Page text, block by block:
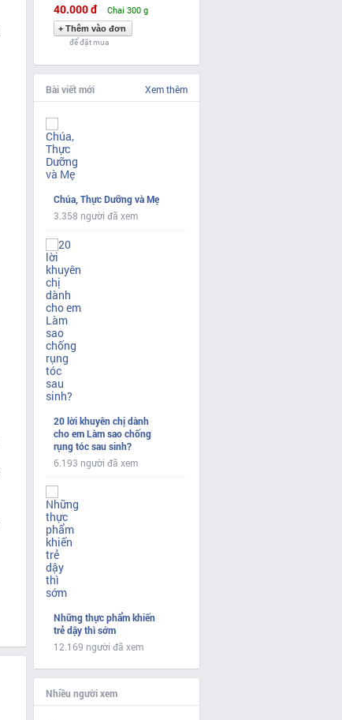
40.000 đ Chai 300 g
để đặt mua
Bài viết mới Xem thêm
Chúa, Thực Dưỡng và Mẹ
3.358 người đã xem
20 lời khuyên chị dành
cho em Làm sao chống
rụng tóc sau sinh?
6.193 người đã xem
Những thực phẩm khiến
trẻ dậy thì sớm
12.169 người đã xem
Nhiều người xem